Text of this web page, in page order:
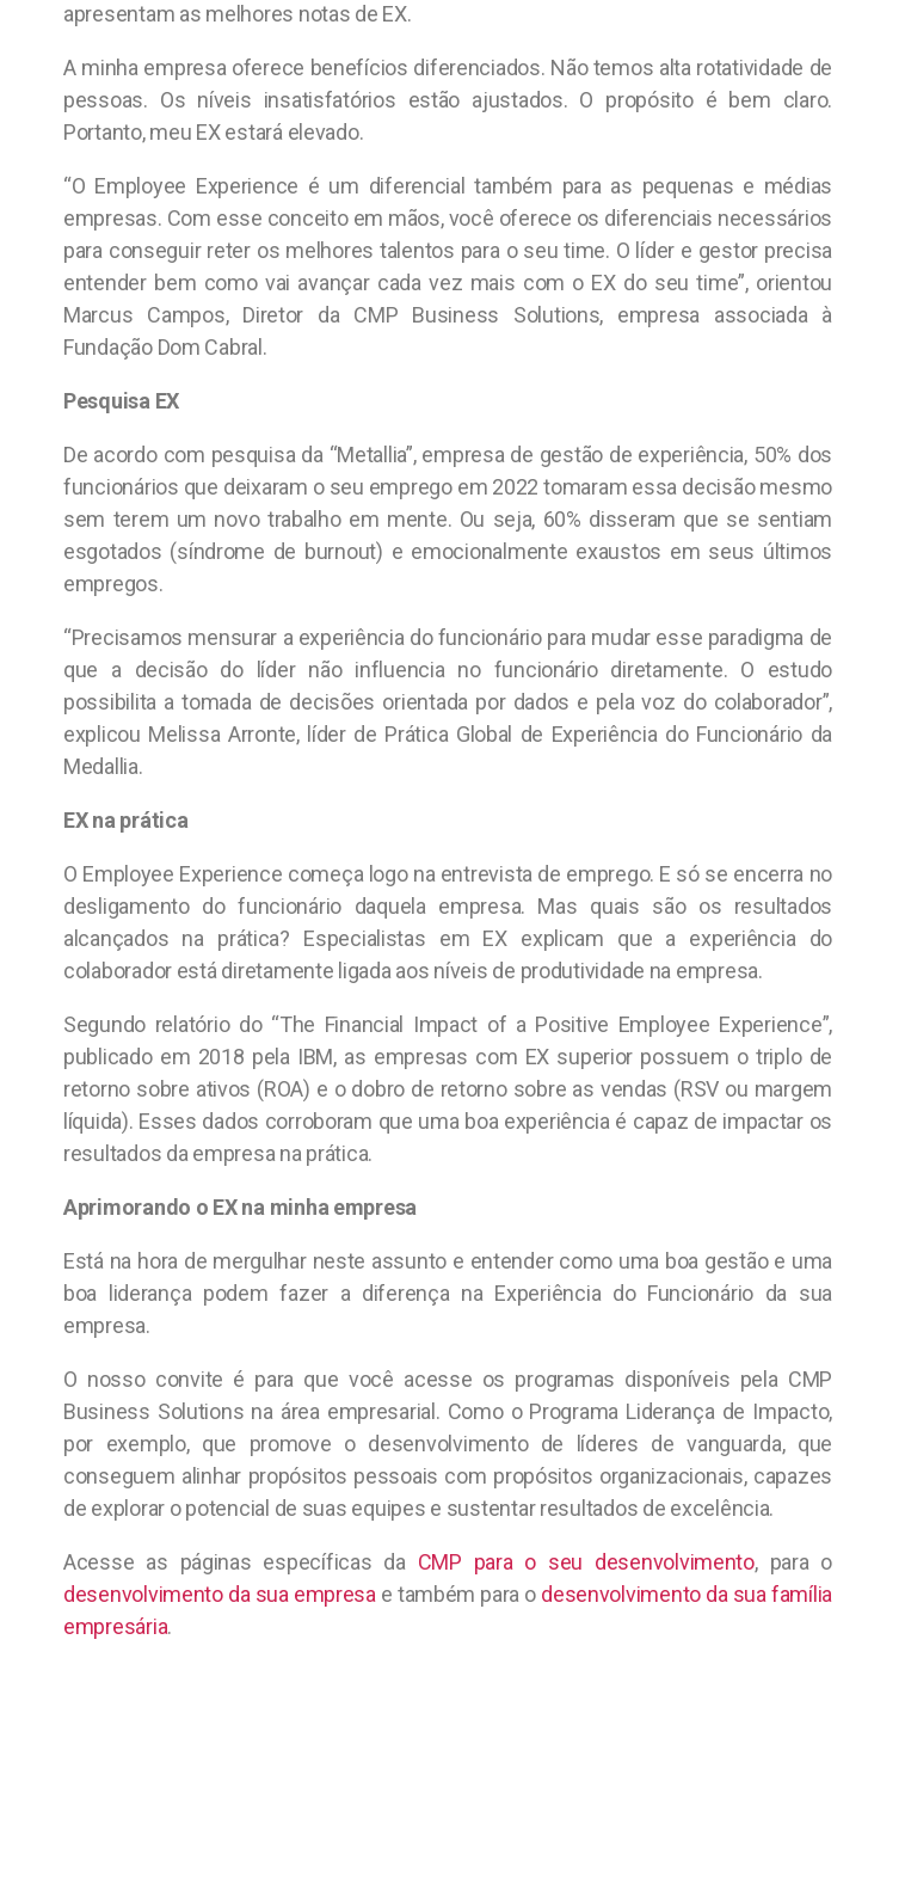
apresentam as melhores notas de EX.
A minha empresa oferece benefícios diferenciados. Não temos alta rotatividade de
pessoas. Os níveis insatisfatórios estão ajustados. O propósito é bem claro.
Portanto, meu EX estará elevado.
“O Employee Experience é um diferencial também para as pequenas e médias
empresas. Com esse conceito em mãos, você oferece os diferenciais necessários
para conseguir reter os melhores talentos para o seu time. O líder e gestor precisa
entender bem como vai avançar cada vez mais com o EX do seu time”, orientou
Marcus Campos, Diretor da CMP Business Solutions, empresa associada à
Fundação Dom Cabral.
Pesquisa EX
De acordo com pesquisa da “Metallia”, empresa de gestão de experiência, 50% dos
funcionários que deixaram o seu emprego em 2022 tomaram essa decisão mesmo
sem terem um novo trabalho em mente. Ou seja, 60% disseram que se sentiam
esgotados (síndrome de burnout) e emocionalmente exaustos em seus últimos
empregos.
“Precisamos mensurar a experiência do funcionário para mudar esse paradigma de
que a decisão do líder não influencia no funcionário diretamente. O estudo
possibilita a tomada de decisões orientada por dados e pela voz do colaborador”,
explicou Melissa Arronte, líder de Prática Global de Experiência do Funcionário da
Medallia.
EX na prática
O Employee Experience começa logo na entrevista de emprego. E só se encerra no
desligamento do funcionário daquela empresa. Mas quais são os resultados
alcançados na prática? Especialistas em EX explicam que a experiência do
colaborador está diretamente ligada aos níveis de produtividade na empresa.
Segundo relatório do “The Financial Impact of a Positive Employee Experience”,
publicado em 2018 pela IBM, as empresas com EX superior possuem o triplo de
retorno sobre ativos (ROA) e o dobro de retorno sobre as vendas (RSV ou margem
líquida). Esses dados corroboram que uma boa experiência é capaz de impactar os
resultados da empresa na prática.
Aprimorando o EX na minha empresa
Está na hora de mergulhar neste assunto e entender como uma boa gestão e uma
boa liderança podem fazer a diferença na Experiência do Funcionário da sua
empresa.
O nosso convite é para que você acesse os programas disponíveis pela CMP
Business Solutions na área empresarial. Como o Programa Liderança de Impacto,
por exemplo, que promove o desenvolvimento de líderes de vanguarda, que
conseguem alinhar propósitos pessoais com propósitos organizacionais, capazes
de explorar o potencial de suas equipes e sustentar resultados de excelência.
Acesse as páginas específicas da CMP para o seu desenvolvimento, para o
desenvolvimento da sua empresa e também para o desenvolvimento da sua família
empresária.